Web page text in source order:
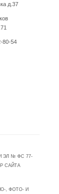
д.37
80-54
ЭЛ № ФС 77-
САЙТА
, ФОТО- И